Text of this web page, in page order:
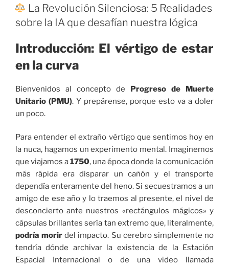
EL
La Revolución Silenciosa: 5 Realidades
sobre la IA que desafían nuestra lógica
Introducción: El vértigo de estar
en la curva
Bienvenidos al concepto de Progreso de Muerte
Unitario (PMU). Y prepárense, porque esto va a doler
un poco.
Para entender el extraño vértigo que sentimos hoy en
la nuca, hagamos un experimento mental. Imaginemos
que viajamos a1750, una época donde la comunicación
más rápida era disparar un cañón y el transporte
dependía enteramente del heno. Si secuestramos a un
amigo de ese año y lo traemos al presente, el nivel de
desconcierto ante nuestros «rectángulos mágicos» y
cápsulas brillantes sería tan extremo que, literalmente,
podría morir del impacto. Su cerebro simplemente no
tendría dónde archivar la existencia de la Estación
Espacial Internacional o de una video llamada